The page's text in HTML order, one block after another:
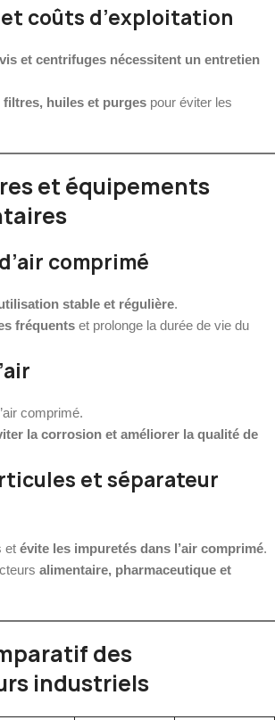
coûts d’exploitation
et centrifuges nécessitent un entretien
filtres, huiles et purges pour éviter les
et équipements
comprimé
stable et régulière.
fréquents et prolonge la durée de vie du
comprimé.
la corrosion et améliorer la qualité de
et séparateur
et évite les impuretés dans l’air comprimé.
alimentaire, pharmaceutique et
des
industriels